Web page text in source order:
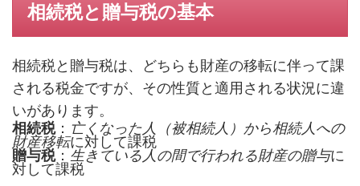
相続税と贈与税の基本
相続税と贈与税は、どちらも財産の移転に伴って課
される税金ですが、その性質と適用される状況に違
いがあります。
相続税： 亡くなった人（被相続人）から相続人への
財産移転に対して課税
贈与税： 生きている人の間で行われる財産の贈与に
対して課税